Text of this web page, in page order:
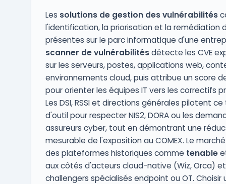
Les solutions de gestion des vulnérabilités
l'identification, la priorisation et la remédiation
présentes sur le parc informatique d'une
scanner de vulnérabilitésdétecte les CVE
sur les serveurs, postes, applications web,
environnements cloud, puis attribue un score
pour orienter les équipes IT vers les correctifs
Les DSI, RSSI et directions générales pilotent
d'outil pour respecter NIS2, DORA ou les
assureurs cyber, tout en démontrant une
mesurable de l'exposition au COMEX. Le
des plateformes historiques comme tenable
aux côtés d'acteurs cloud-native (Wiz, Orca)
challengers spécialisés endpoint ou OT. Choisir